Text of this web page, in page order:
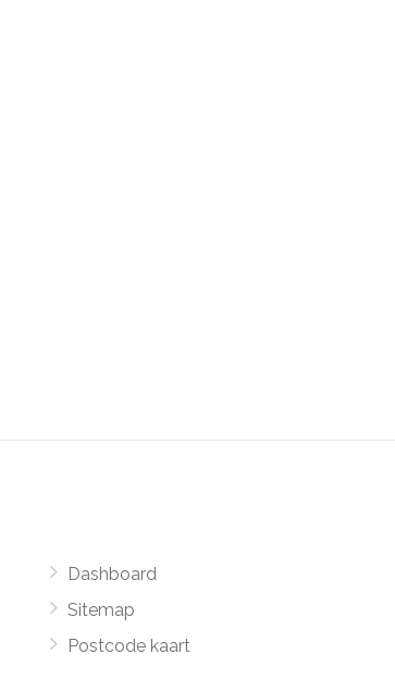
Dashboard
Sitemap
Postcode kaart